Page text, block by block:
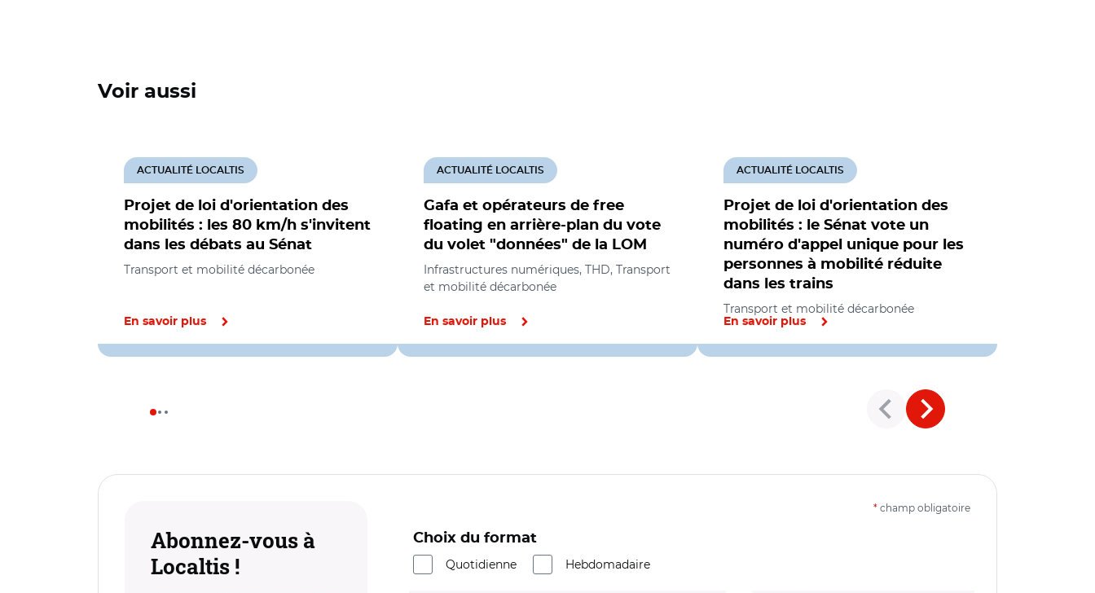
Voir aussi
Projet de loi d'orientation des
mobilités : les 80 km/h s'invitent
dans les débats au Sénat
ACTUALITÉ LOCALTIS
Transport et mobilité décarbonée
En savoir plus
Gafa et opérateurs de free
floating en arrière-plan du vote
du volet "données" de la LOM
ACTUALITÉ LOCALTIS
Infrastructures numériques, THD, Transport
et mobilité décarbonée
En savoir plus
Projet de loi d'orientation des
mobilités : le Sénat vote un
numéro d'appel unique pour les
personnes à mobilité réduite
dans les trains
ACTUALITÉ LOCALTIS
Transport et mobilité décarbonée
En savoir plus
Abonnez-vous à
Localtis !
* champ obligatoire
Choix du format
Quotidienne
Hebdomadaire